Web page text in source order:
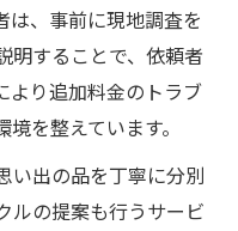
は、事前に現地調査を
明することで、依頼者
より追加料金のトラブ
を整えています。
い出の品を丁寧に分別
ルの提案も行うサービ